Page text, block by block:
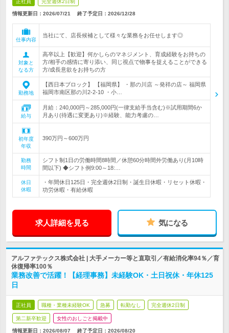
正社員 完全週休2日制
情報更新日：2026/07/21 終了予定日： 2026/12/28
仕事内容
当社にて、店長候補として様々な業務をお任せします◎
対象と
なる方
高卒以上【歓迎】何かしらのマネジメント、育成経験をお持ちの
方/相手の感情に寄り添い、同じ視点で物事を捉えることができる
方/成長意欲をお持ちの方
勤務地
【西日本ブロック】 【福岡県】 ・那の川店 ～発祥の店～ 福岡県
福岡市南区那の川2-2-10 ・小…
給与
月給：240,000円～285,000円(一律支給手当含む)※試用期間6か
月あり(待遇に変更あり)※経験、能力考慮の…
初年度
年収
390万円～600万円
勤務
時間
シフト制1日の労働時間8時間／休憩60分時間外労働あり(月10時
間以下) ◆シフト例9:00～18:…
休日
休暇
・年間休日125日・完全週休2日制・誕生日休暇・リセット休暇・
功労休暇・有給休暇
求人詳細を見る 気になる
アルファテックス株式会社 | 大手メーカー等と直取引／有給消化率94％／育
休復帰率100％
業務改善で活躍！【経理事務】未経験OK・土日祝休・年休125
日
正社員 職種・業種未経験OK 急募 転勤なし 完全週休2日制
第二新卒歓迎 女性のおしごと掲載中
情報更新日：2026/08/07 終了予定日： 2026/08/20